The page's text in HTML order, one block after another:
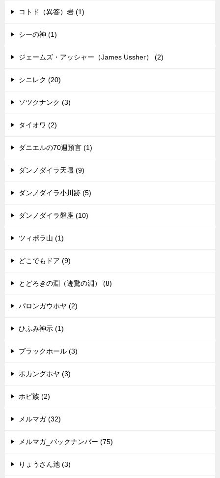
コトド（異答）岩 (1)
シーの神 (1)
ジェームズ・アッシャー（James Ussher） (2)
シニレク (20)
ソツクナンク (3)
タイオワ (2)
ダニエルの70週預言 (1)
ダンノダイラ天壇 (9)
ダンノダイラ小川跡 (5)
ダンノダイラ磐座 (10)
ツィポラ山 (1)
どこでもドア (9)
とどろきの淵（迹驚の淵） (8)
パロンガウホヤ (2)
ひふみ神示 (1)
ブラックホール (3)
ポカングホヤ (3)
ホピ族 (2)
メルマガ (32)
メルマガ_バックナンバー (75)
りょうさん池 (3)